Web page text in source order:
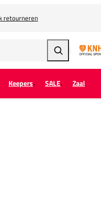
retourneren
Zoeken
Keepers SALE Zaal